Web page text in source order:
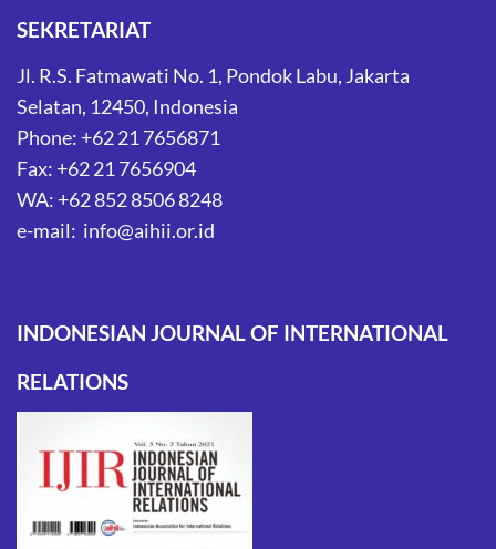
SEKRETARIAT
Jl. R.S. Fatmawati No. 1, Pondok Labu, Jakarta
Selatan, 12450, Indonesia
Phone: +62 21 7656871
Fax: +62 21 7656904
WA: +62 852 8506 8248
e-mail: info@aihii.or.id
INDONESIAN JOURNAL OF INTERNATIONAL
RELATIONS